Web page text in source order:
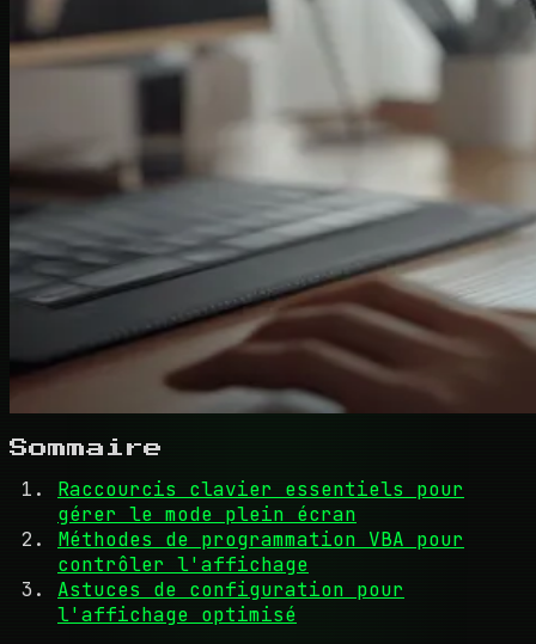
Sommaire
Raccourcis clavier essentiels pour
gérer le mode plein écran
Méthodes de programmation VBA pour
contrôler l'affichage
Astuces de configuration pour
l'affichage optimisé